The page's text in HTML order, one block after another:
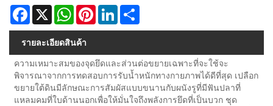
Facebook
X WhatsAppPinterestLinkedIn
รายละเอียดสินค้า
ความเหมาะสมของจุดยึดและส่วนต่อขยายเฉพาะที่จะใช้จะ
พิจารณาจากการทดสอบการรับน้ำหนักทางกายภาพได้ดีที่สุด เปลือก
ขยายใต้ดินมีลักษณะการสัมผัสแบบขนานกับผนังรูที่มีฟันปลาที่
แหลมคมที่ใบด้านนอกเพื่อให้มั่นใจถึงพลังการยึดที่เป็นบวก ชุด